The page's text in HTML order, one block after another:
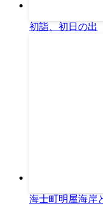
初詣、初日の出
海士町明屋海岸